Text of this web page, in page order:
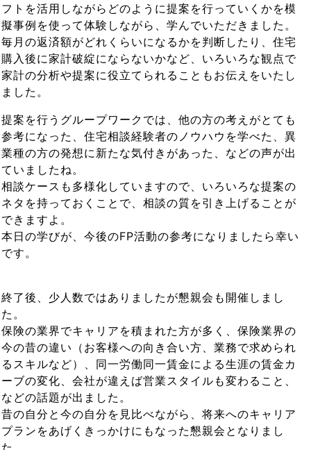
フトを活用しながらどのように提案を行っていくかを模
擬事例を使って体験しながら、学んでいただきました。
毎月の返済額がどれくらいになるかを判断したり、住宅
購入後に家計破綻にならないかなど、いろいろな観点で
家計の分析や提案に役立てられることもお伝えをいたし
ました。
提案を行うグループワークでは、他の方の考えがとても
参考になった、住宅相談経験者のノウハウを学べた、異
業種の方の発想に新たな気付きがあった、などの声が出
ていましたね。
相談ケースも多様化していますので、いろいろな提案の
ネタを持っておくことで、相談の質を引き上げることが
できますよ。
本日の学びが、今後のFP活動の参考になりましたら幸い
です。
終了後、少人数ではありましたが懇親会も開催しまし
た。
保険の業界でキャリアを積まれた方が多く、保険業界の
今の昔の違い（お客様への向き合い方、業務で求められ
るスキルなど）、同一労働同一賃金による生涯の賃金カ
ーブの変化、会社が違えば営業スタイルも変わること、
などの話題が出ました。
昔の自分と今の自分を見比べながら、将来へのキャリア
プランをあげくきっかけにもなった懇親会となりまし